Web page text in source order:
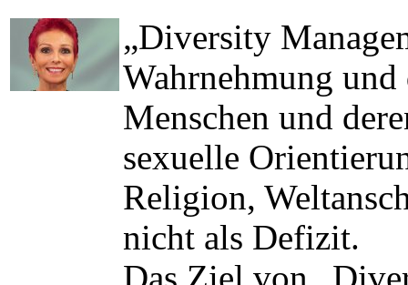
„Diversity
Wahrnehmung und
Menschen und
sexuelle
Religion,
nicht als Defizit.